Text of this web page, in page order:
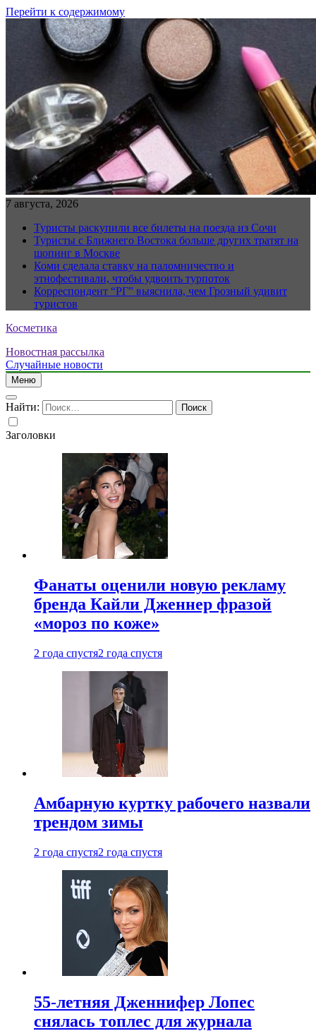
Перейти к содержимому
7 августа, 2026
Туристы раскупили все билеты на поезда из Сочи
Туристы с Ближнего Востока больше других тратят на
шопинг в Москве
Коми сделала ставку на паломничество и
этнофестивали, чтобы удвоить турпоток
Корреспондент “РГ” выяснила, чем Грозный удивит
туристов
Косметика
Новостная рассылка
Случайные новости
Меню
Найти:
Заголовки
Фанаты оценили новую рекламу
бренда Кайли Дженнер фразой
«мороз по коже»
2 года спустя2 года спустя
Амбарную куртку рабочего назвали
трендом зимы
2 года спустя2 года спустя
55-летняя Дженнифер Лопес
снялась топлес для журнала